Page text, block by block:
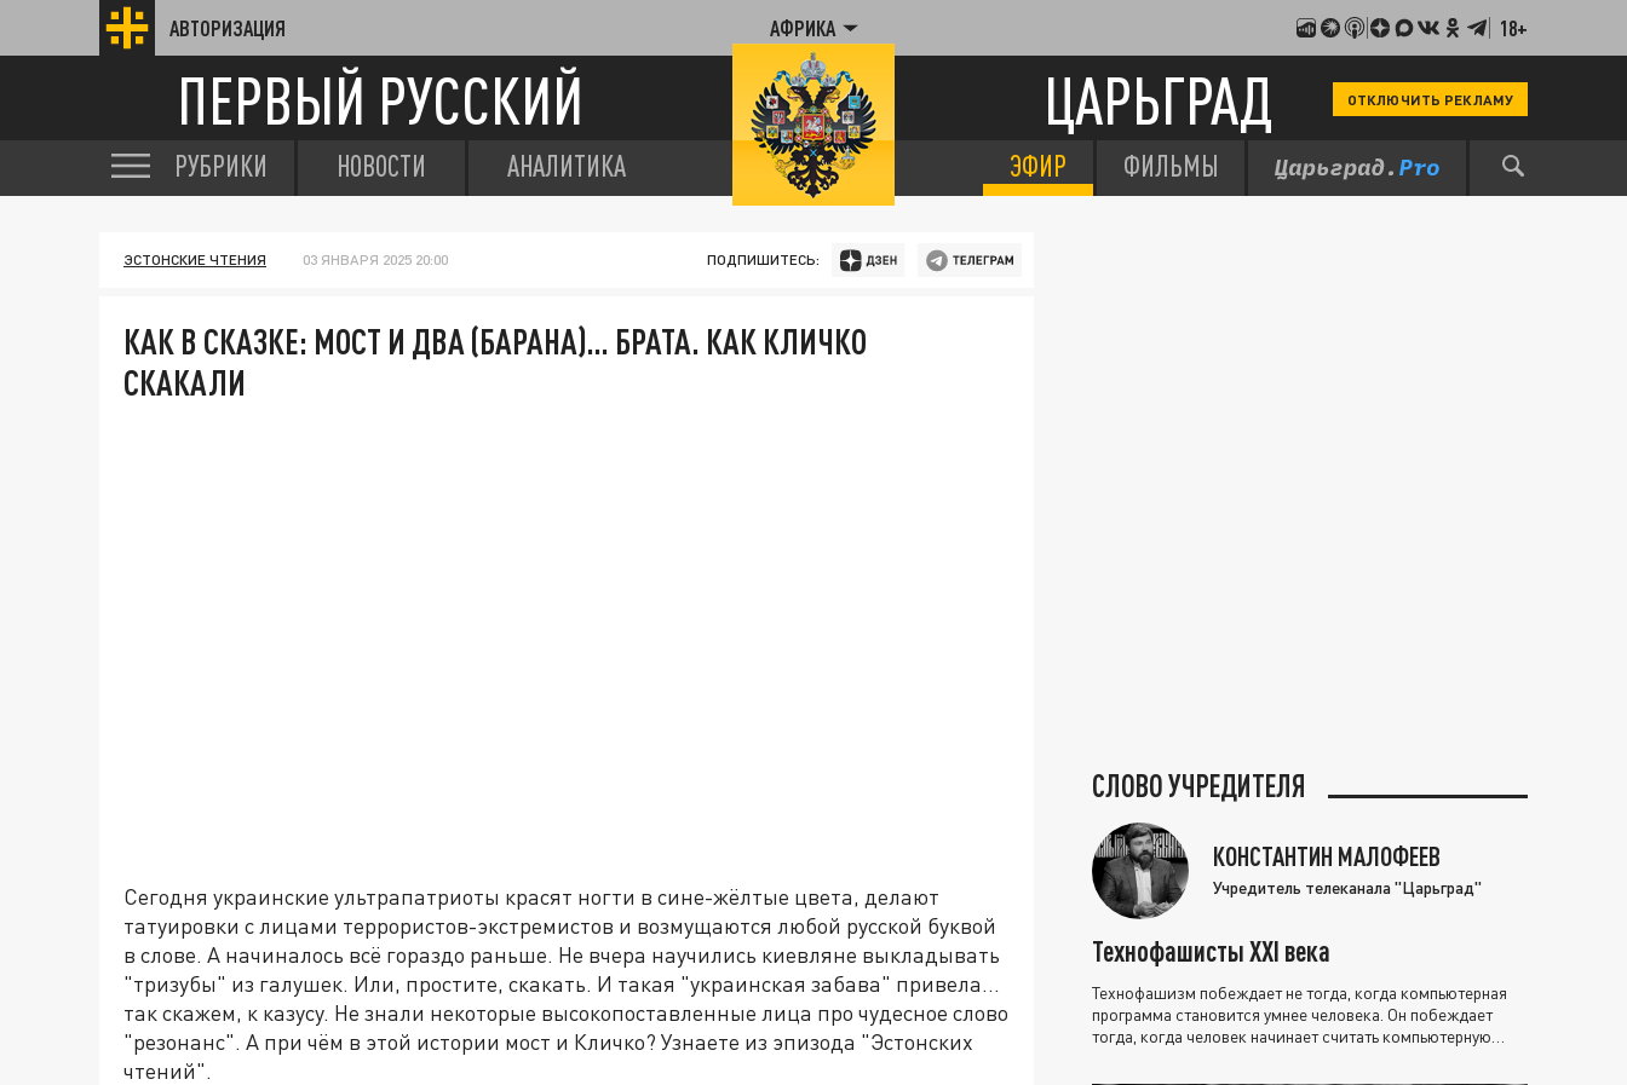
АВТОРИЗАЦИЯ АФРИКА 18+
ПЕРВЫЙ РУССКИЙ ЦАРЬГРАД ОТКЛЮЧИТЬ РЕКЛАМУ
РУБРИКИ НОВОСТИ АНАЛИТИКА ЭФИР ФИЛЬМЫ
ЭСТОНСКИЕ ЧТЕНИЯ 03 ЯНВАРЯ 2025 20:00 ПОДПИШИТЕСЬ:
КАК В СКАЗКЕ: МОСТ И ДВА (БАРАНА)… БРАТА. КАК КЛИЧКО
СКАКАЛИ
Сегодня украинские ультрапатриоты красят ногти в сине-жёлтые цвета, делают
татуировки с лицами террористов-экстремистов и возмущаются любой русской буквой
в слове. А начиналось всё гораздо раньше. Не вчера научились киевляне выкладывать
"тризубы" из галушек. Или, простите, скакать. И такая "украинская забава" привела…
так скажем, к казусу. Не знали некоторые высокопоставленные лица про чудесное слово
"резонанс". А при чём в этой истории мост и Кличко? Узнаете из эпизода "Эстонских
чтений".
СЛОВО УЧРЕДИТЕЛЯ
КОНСТАНТИН МАЛОФЕЕВ
Учредитель телеканала "Царьград"
Технофашисты XXI века
Технофашизм побеждает не тогда, когда компьютерная
программа становится умнее человека. Он побеждает
тогда, когда человек начинает считать компьютерную